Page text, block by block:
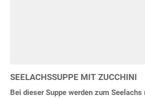
SEELACHSSUPPE MIT ZUCCHINI
Bei dieser Suppe werden zum Seelachs